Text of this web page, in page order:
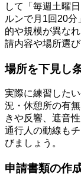
して「毎週土曜
ルンで月1回20分
的や規模が異な
請内容や場所選び
場所を下見し
実際に練習した
況・休憩所の有
きや反響、遮音
通行人の動線も
びましょう。
申請書類の作